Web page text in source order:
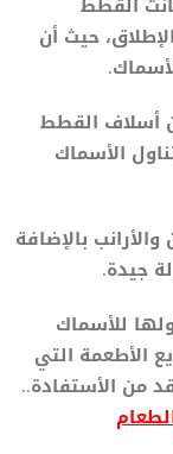
حيث أن
أسلاف القطط
الأسماك
بالإضافة
جيدة.
للأسماك
الأطعمة التي
من الأستفادة..